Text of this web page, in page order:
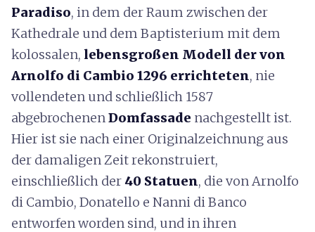
Paradiso, in dem der Raum zwischen der
Kathedrale und dem Baptisterium mit dem
kolossalen, lebensgroßen Modell der von
Arnolfo di Cambio 1296 errichteten, nie
vollendeten und schließlich 1587
abgebrochenenDomfassade nachgestellt ist.
Hier ist sie nach einer Originalzeichnung aus
der damaligen Zeit rekonstruiert,
einschließlich der40 Statuen, die von Arnolfo
di Cambio, Donatello e Nanni di Banco
entworfen worden sind, und in ihren